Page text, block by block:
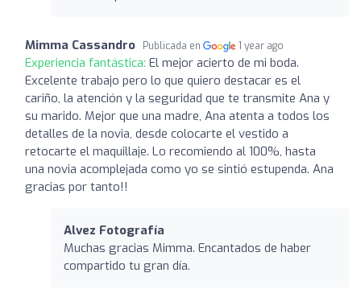
Mimma Cassandro Publicada en 1 year ago
Experiencia fantástica: El mejor acierto de mi boda.
Excelente trabajo pero lo que quiero destacar es el
cariño, la atención y la seguridad que te transmite Ana y
su marido. Mejor que una madre, Ana atenta a todos los
detalles de la novia, desde colocarte el vestido a
retocarte el maquillaje. Lo recomiendo al 100%, hasta
una novia acomplejada como yo se sintió estupenda. Ana
gracias por tanto!!
Alvez Fotografía
Muchas gracias Mimma. Encantados de haber
compartido tu gran día.